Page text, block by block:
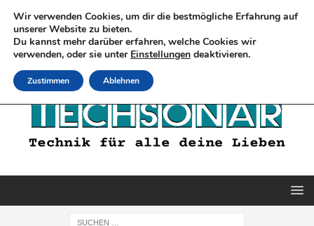
Wir verwenden Cookies, um dir die bestmögliche Erfahrung auf
unserer Website zu bieten.
Du kannst mehr darüber erfahren, welche Cookies wir
verwenden, oder sie unter Einstellungen deaktivieren.
Zustimmen Ablehnen